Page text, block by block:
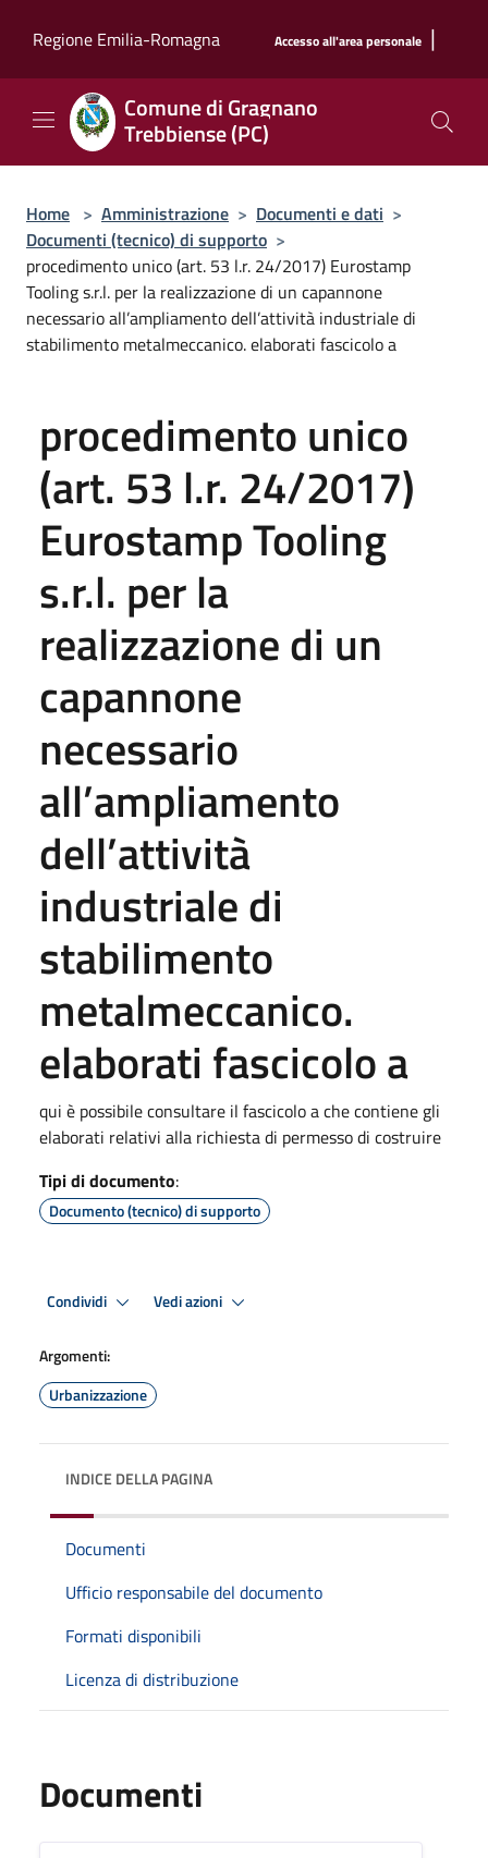
Regione Emilia-Romagna
Accesso all'area personale |
Comune di Gragnano
Trebbiense (PC)
Home > Amministrazione > Documenti e dati >
Documenti (tecnico) di supporto >
procedimento unico (art. 53 l.r. 24/2017) Eurostamp
Tooling s.r.l. per la realizzazione di un capannone
necessario all’ampliamento dell’attività industriale di
stabilimento metalmeccanico. elaborati fascicolo a
procedimento unico
(art. 53 l.r. 24/2017)
Eurostamp Tooling
s.r.l. per la
realizzazione di un
capannone
necessario
all’ampliamento
dell’attività
industriale di
stabilimento
metalmeccanico.
elaborati fascicolo a
qui è possibile consultare il fascicolo a che contiene gli
elaborati relativi alla richiesta di permesso di costruire
Tipi di documento:
Documento (tecnico) di supporto
Condividi Vedi azioni
Argomenti:
Urbanizzazione
INDICE DELLA PAGINA
Documenti
Ufficio responsabile del documento
Formati disponibili
Licenza di distribuzione
Documenti